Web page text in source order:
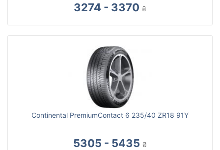
3274 - 3370 ₴
Continental PremiumContact 6 235/40 ZR18 91Y
5305 - 5435 ₴